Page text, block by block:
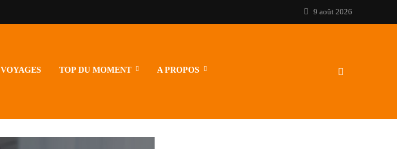
9 août 2026
VOYAGES TOP DU MOMENT A PROPOS